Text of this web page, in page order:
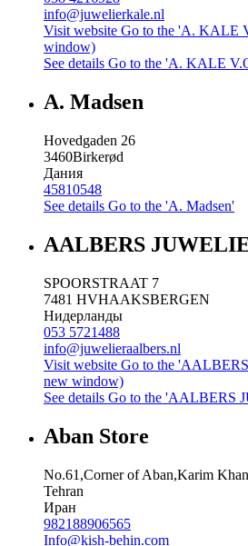
info@juwelierkale.nl
Visit website Go to the 'A. KALE
window)
See details Go to the 'A. KALE
A. Madsen
Hovedgaden 26
3460Birkerød
Дания
45810548
See details Go to the 'A. Madsen'
AALBERS
SPOORSTRAAT 7
7481 HVHAAKSBERGEN
Нидерланды
053 5721488
info@juwelieraalbers.nl
Visit website Go to the
new window)
See details Go to the 'AALBERS
Aban Store
No.61,Corner of Aban,Karim
Tehran
Иран
982188906565
Info@kish-behin.com